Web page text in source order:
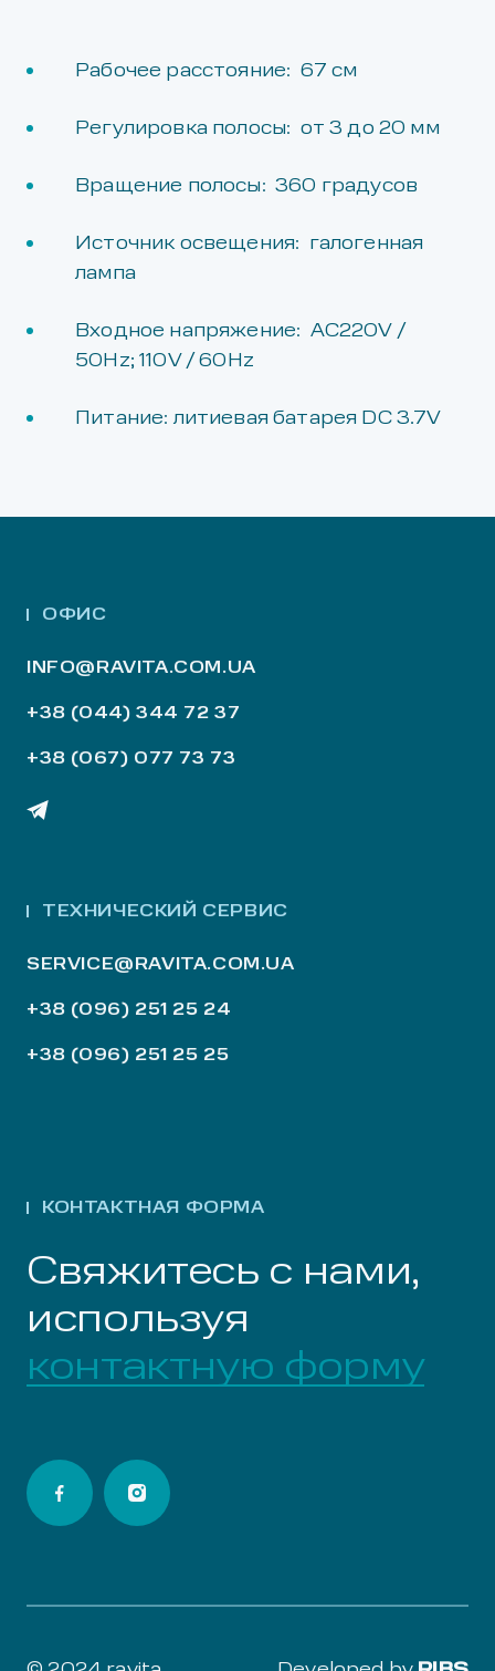
Рабочее расстояние: 67 см
Регулировка полосы: от 3 до 20 мм
Вращение полосы: 360 градусов
Источник освещения: галогенная
лампа
Входное напряжение: АС220V /
50Hz; 110V / 60Hz
Питание: литиевая батарея DC 3.7V
ОФИС
INFO@RAVITA.COM.UA
+38 (044) 344 72 37
+38 (067) 077 73 73
ТЕХНИЧЕСКИЙ СЕРВИС
SERVICE@RAVITA.COM.UA
+38 (096) 251 25 24
+38 (096) 251 25 25
КОНТАКТНАЯ ФОРМА
Свяжитесь с нами,
используя
контактную форму